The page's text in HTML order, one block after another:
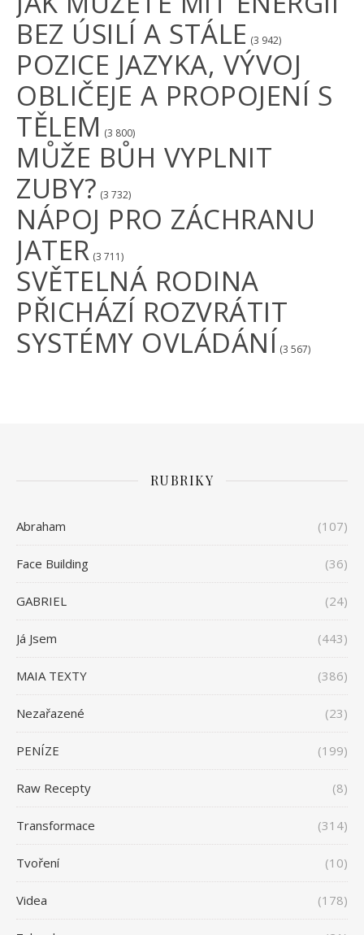
BEZ ÚSILÍ A STÁLE (3 942)
POZICE JAZYKA, VÝVOJ
OBLIČEJE A PROPOJENÍ S
TĚLEM (3 800)
MŮŽE BŮH VYPLNIT
ZUBY? (3 732)
NÁPOJ PRO ZÁCHRANU
JATER (3 711)
SVĚTELNÁ RODINA
PŘICHÁZÍ ROZVRÁTIT
SYSTÉMY OVLÁDÁNÍ (3 567)
RUBRIKY
Abraham (107)
Face Building (36)
GABRIEL (24)
Já Jsem (443)
MAIA TEXTY (386)
Nezařazené (23)
PENÍZE (199)
Raw Recepty (8)
Transformace (314)
Tvoření (10)
Videa (178)